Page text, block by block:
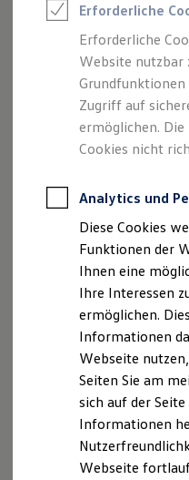
Digitaler
Kauf & Finanzierung
Online-
Aktionen &
E-Auto-
Für
Für
Profi Paket
TopDeal
Zertifizierte
Für
Für
Leasing
Für
Für
Versicherungen
Garantien
Kfz-
Wartungsverträge
Besitzer & Service
Reparatur &
Sommer-
Reparatur,
Service-
<b>B</b>
Komponentenname
babel-core
babel-core
babel-code-frame
Erforderliche
Erforderliche
Website nutzbar
Zugriff auf
ermöglichen.
Cookies nicht
Analytics und
Diese Cookies
Funktionen der
Ihnen eine
Ihre Interessen
ermöglichen.
Informationen
Webseite
Seiten Sie am
sich auf der
Informationen
Webseite